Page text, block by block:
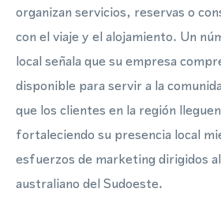
organizan servicios, reservas o
con el viaje y el alojamiento. Un
local señala que su empresa
disponible para servir a la
que los clientes en la región
fortaleciendo su presencia local
esfuerzos de marketing dirigidos
australiano del Sudoeste.